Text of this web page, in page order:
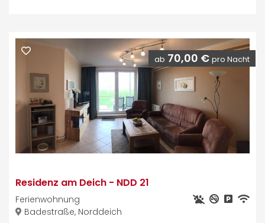
ab 70,00 € pro Nacht
Residenz am Deich - NDD 21
Ferienwohnung
Badestraße, Norddeich